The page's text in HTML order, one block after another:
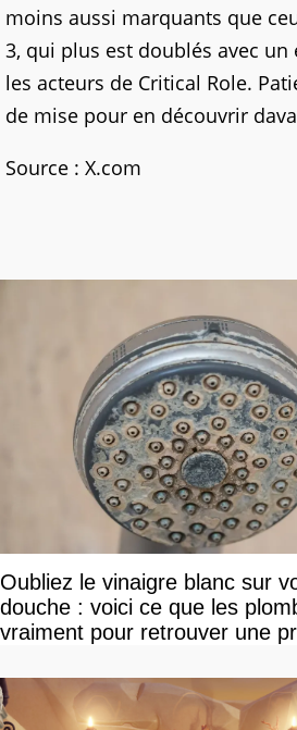
moins aussi marquants que
3, qui plus est doublés avec
les acteurs de Critical Role.
de mise pour en découvrir
Source : X.com
Oubliez le vinaigre blanc sur
douche : voici ce que les
vraiment pour retrouver une